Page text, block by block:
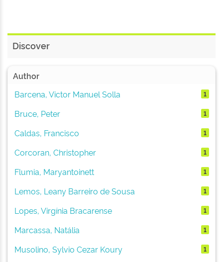
Discover
Author
Barcena, Victor Manuel Solla
1
Bruce, Peter 1
Caldas, Francisco 1
Corcoran, Christopher 1
Flumia, Maryantoinett 1
Lemos, Leany Barreiro de Sousa 1
Lopes, Virgínia Bracarense 1
Marcassa, Natália 1
Musolino, Sylvio Cezar Koury 1